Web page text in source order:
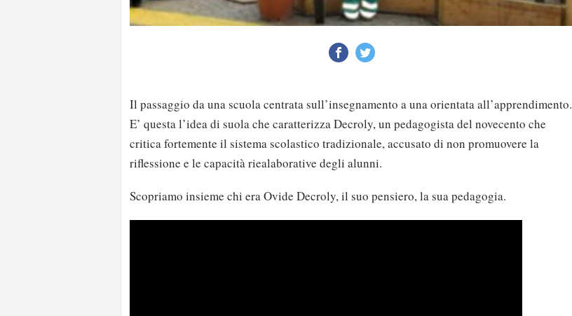
Il passaggio da una scuola centrata sull’insegnamento a una orientata all’apprendimento.
E’ questa l’idea di suola che caratterizza Decroly, un pedagogista del novecento che
critica fortemente il sistema scolastico tradizionale, accusato di non promuovere la
riflessione e le capacità riealaborative degli alunni.
Scopriamo insieme chi era Ovide Decroly, il suo pensiero, la sua pedagogia.